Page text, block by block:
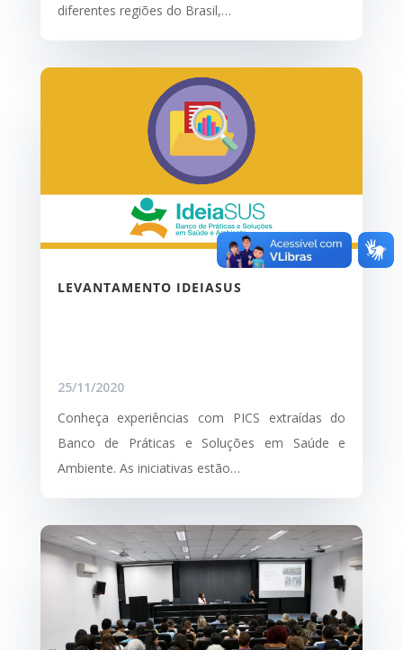
diferentes regiões do Brasil,…
LEVANTAMENTO IDEIASUS
25/11/2020
Conheça experiências com PICS extraídas do
Banco de Práticas e Soluções em Saúde e
Ambiente. As iniciativas estão…